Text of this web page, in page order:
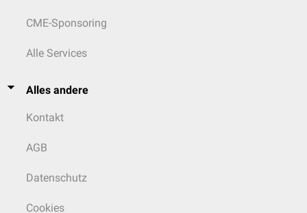
CME-Sponsoring
Alle Services
Alles andere
Kontakt
AGB
Datenschutz
Cookies